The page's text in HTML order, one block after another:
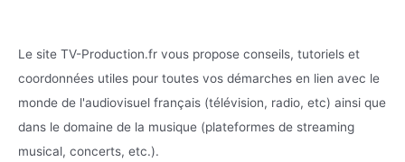
Le site TV-Production.fr vous propose conseils, tutoriels et
coordonnées utiles pour toutes vos démarches en lien avec le
monde de l'audiovisuel français (télévision, radio, etc) ainsi que
dans le domaine de la musique (plateformes de streaming
musical, concerts, etc.).